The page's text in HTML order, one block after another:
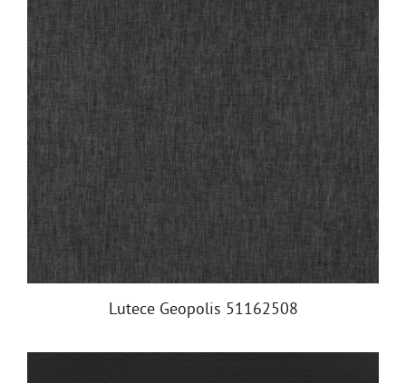
Lutece Geopolis 51162508